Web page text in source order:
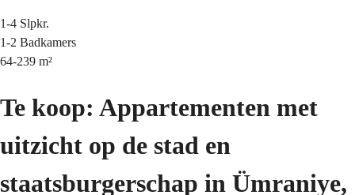
1-4 Slpkr.
1-2 Badkamers
64-239 m²
Te koop: Appartementen met
uitzicht op de stad en
staatsburgerschap in Ümraniye,